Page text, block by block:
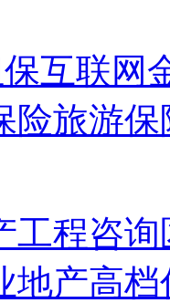
互联网
险旅游保
工程咨询
地产高档